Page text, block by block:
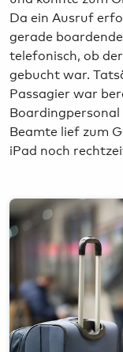
Da ein Ausruf
gerade
telefonisch, ob
gebucht war.
Passagier war
Beamte lief zum
iPad noch